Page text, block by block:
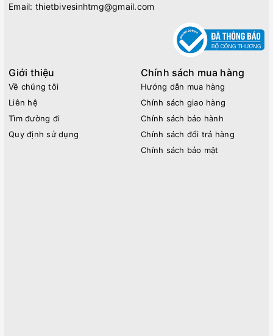
Email: thietbivesinhtmg@gmail.com
Giới thiệu
Về chúng tôi
Liên hệ
Tìm đường đi
Quy định sử dụng
Chính sách mua hàng
Hướng dẫn mua hàng
Chính sách giao hàng
Chính sách bảo hành
Chính sách đổi trả hàng
Chính sách bảo mật